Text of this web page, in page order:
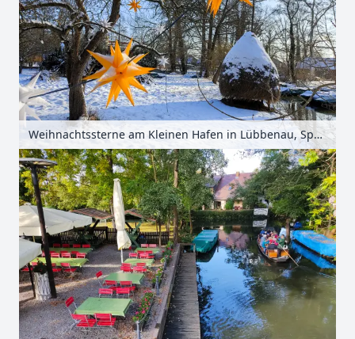
Weihnachtssterne am Kleinen Hafen in Lübbenau, Spreewald, Brandenburg, Deutschland